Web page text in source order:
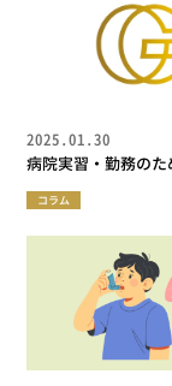
病院実習・勤務の
2025.01.30
コラム